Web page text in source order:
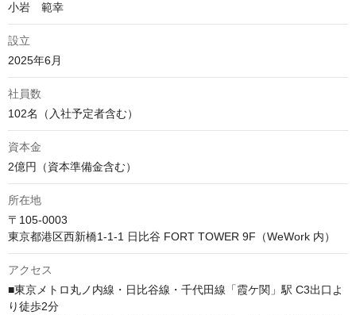
小岩　範幸
設立
2025年6月
社員数
102名（入社予定者含む）
資本金
2億円（資本準備金含む）
所在地
〒105-0003
東京都港区西新橋1-1-1 日比谷 FORT TOWER 9F（WeWork 内）
アクセス
■東京メトロ丸ノ内線・日比谷線・千代田線「霞ケ関」駅 C3出口よ
り徒歩2分